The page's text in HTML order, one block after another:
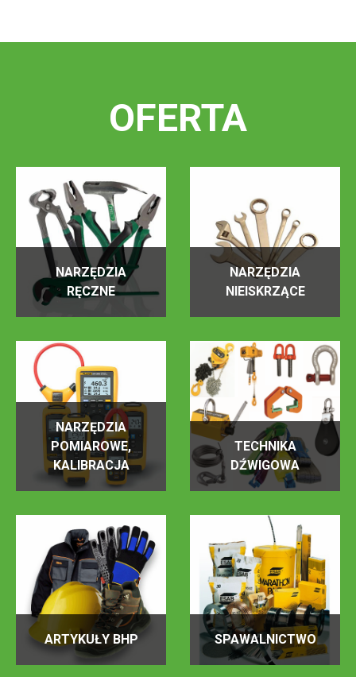
OFERTA
NARZĘDZIA
RĘCZNE
NARZĘDZIA
NIEISKRZĄCE
NARZĘDZIA
POMIAROWE,
KALIBRACJA
TECHNIKA
DŹWIGOWA
ARTYKUŁY BHP SPAWALNICTWO